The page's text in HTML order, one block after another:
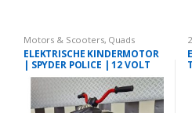
Motors & Scooters, Quads
ELEKTRISCHE KINDERMOTOR
| SPYDER POLICE | 12 VOLT